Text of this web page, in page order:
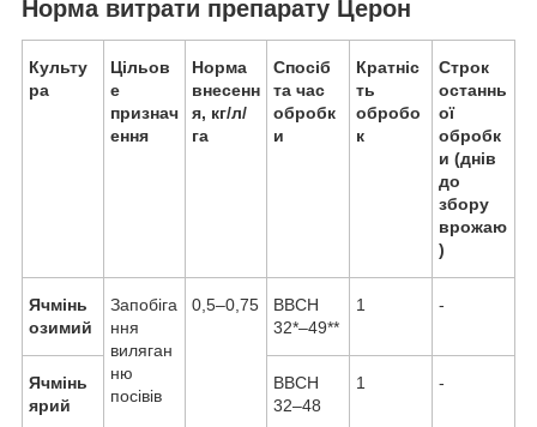
Норма витрати препарату Церон
Культу
ра
Цільов
е
признач
ення
Норма
внесенн
я, кг/л/
га
Спосіб
та час
обробк
и
Кратніс
ть
обробо
к
Строк
останнь
ої
обробк
и (днів
до
збору
врожаю
)
Ячмінь
озимий
Запобіга
ння
виляган
ню
посівів
0,5–0,75
BBCH
32*–49**
1 -
Ячмінь
ярий
BBCH
32–48
1 -